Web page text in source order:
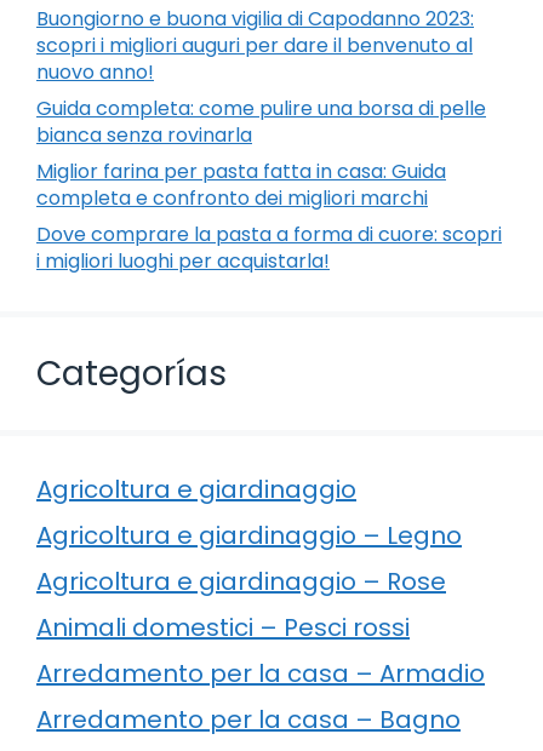
Buongiorno e buona vigilia di Capodanno 2023:
scopri i migliori auguri per dare il benvenuto al
nuovo anno!
Guida completa: come pulire una borsa di pelle
bianca senza rovinarla
Miglior farina per pasta fatta in casa: Guida
completa e confronto dei migliori marchi
Dove comprare la pasta a forma di cuore: scopri
i migliori luoghi per acquistarla!
Categorías
Agricoltura e giardinaggio
Agricoltura e giardinaggio – Legno
Agricoltura e giardinaggio – Rose
Animali domestici – Pesci rossi
Arredamento per la casa – Armadio
Arredamento per la casa – Bagno